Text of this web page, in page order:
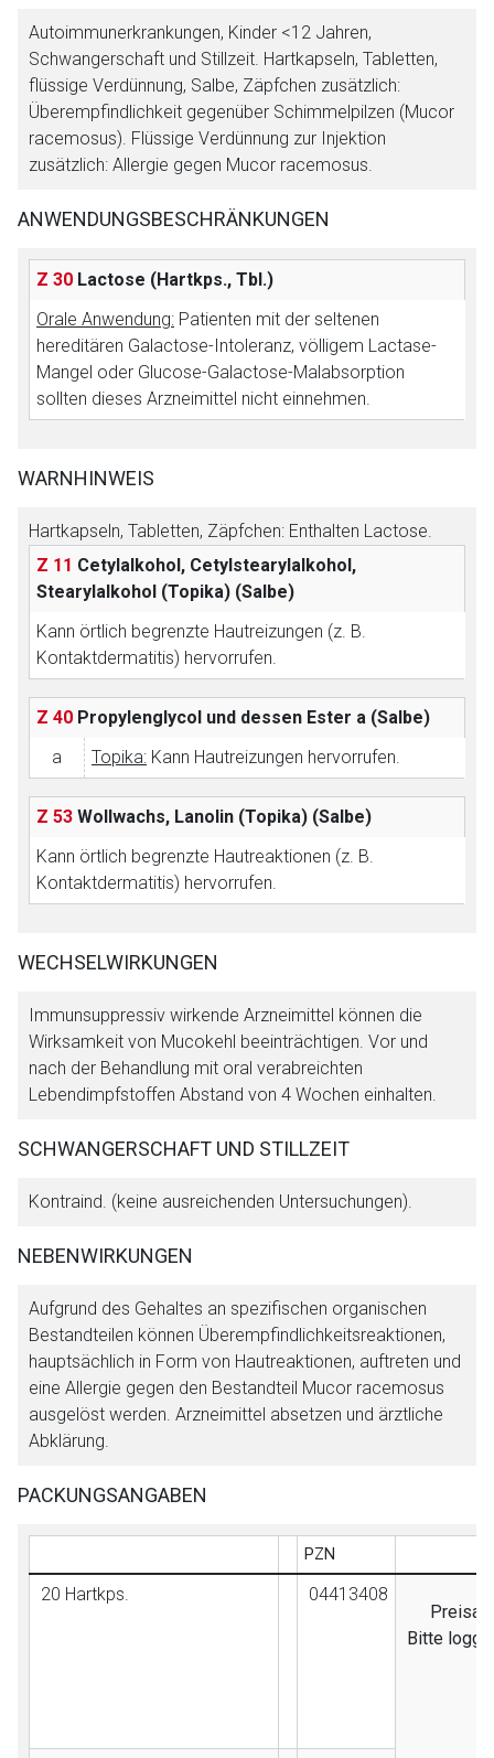
Autoimmunerkrankungen, Kinder <12 Jahren,
Schwangerschaft und Stillzeit. Hartkapseln, Tabletten,
flüssige Verdünnung, Salbe, Zäpfchen zusätzlich:
Überempfindlichkeit gegenüber Schimmelpilzen (Mucor
racemosus). Flüssige Verdünnung zur Injektion
zusätzlich: Allergie gegen Mucor racemosus.
ANWENDUNGSBESCHRÄNKUNGEN
Z 30 Lactose (Hartkps., Tbl.)
Orale Anwendung: Patienten mit der seltenen
hereditären Galactose-Intoleranz, völligem Lactase-
Mangel oder Glucose-Galactose-Malabsorption
sollten dieses Arzneimittel nicht einnehmen.
WARNHINWEIS
Hartkapseln, Tabletten, Zäpfchen: Enthalten Lactose.
Z 11 Cetylalkohol, Cetylstearylalkohol,
Stearylalkohol (Topika) (Salbe)
Kann örtlich begrenzte Hautreizungen (z. B.
Kontaktdermatitis) hervorrufen.
Z 40 Propylenglycol und dessen Ester a (Salbe)
a
Topika: Kann Hautreizungen hervorrufen.
Z 53 Wollwachs, Lanolin (Topika) (Salbe)
Kann örtlich begrenzte Hautreaktionen (z. B.
Kontaktdermatitis) hervorrufen.
WECHSELWIRKUNGEN
Immunsuppressiv wirkende Arzneimittel können die
Wirksamkeit von Mucokehl beeinträchtigen. Vor und
nach der Behandlung mit oral verabreichten
Lebendimpfstoffen Abstand von 4 Wochen einhalten.
SCHWANGERSCHAFT UND STILLZEIT
Kontraind. (keine ausreichenden Untersuchungen).
NEBENWIRKUNGEN
Aufgrund des Gehaltes an spezifischen organischen
Bestandteilen können Überempfindlichkeitsreaktionen,
hauptsächlich in Form von Hautreaktionen, auftreten und
eine Allergie gegen den Bestandteil Mucor racemosus
ausgelöst werden. Arzneimittel absetzen und ärztliche
Abklärung.
PACKUNGSANGABEN
PZN
20 Hartkps.
04413408
Bitte
Der von Ihnen aufgerufene Link öffnet eine externe Web-
Seite. Für die Inhalte der externen Web-Seite ist deren
Betreiber verantwortlich. Ebenso gelten dort ggf. andere
Datenschutzbestimmungen.
Zurück zur rote-liste.de